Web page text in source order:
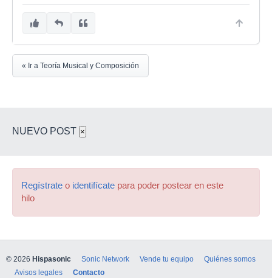
« Ir a Teoría Musical y Composición
NUEVO POST ×
Regístrate o identifícate para poder postear en este
hilo
© 2026 Hispasonic Sonic Network Vende tu equipo
Quiénes somos
Avisos legales
Contacto